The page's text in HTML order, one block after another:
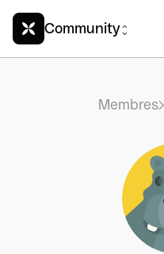
Community
Membres